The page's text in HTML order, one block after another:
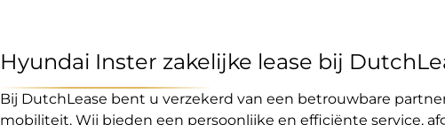
Hyundai Inster zakelijke lease bij
Bij DutchLease bent u verzekerd van een betrouwbare
mobiliteit. Wij bieden een persoonlijke en efficiënte service,